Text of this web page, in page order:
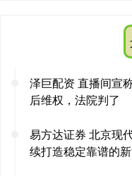
泽巨配资 直播间宣
后维权，法院判了
易方达证券 北京现
续打造稳定靠谱的